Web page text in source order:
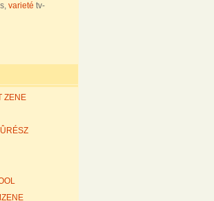
varieté tv-
ZENE